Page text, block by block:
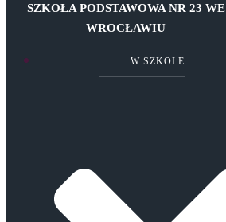
SZKOŁA PODSTAWOWA NR 23 WE
WROCŁAWIU
W SZKOLE